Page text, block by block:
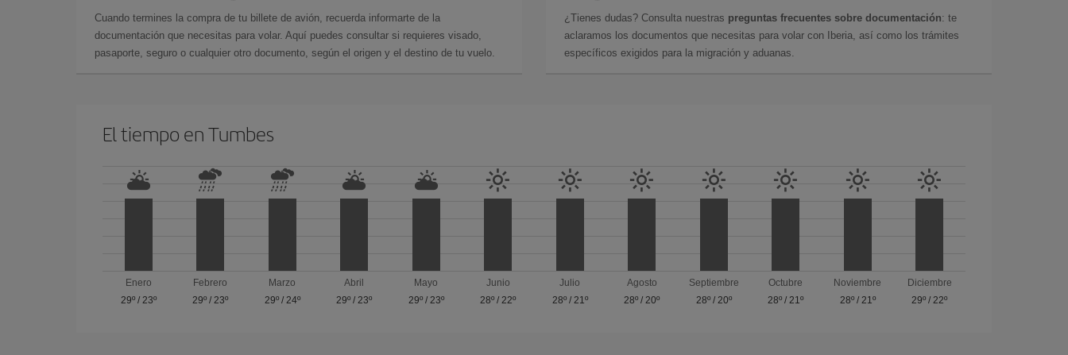
Cuando termines la compra de tu billete de avión, recuerda informarte de la
documentación que necesitas para volar. Aquí puedes consultar si requieres visado,
pasaporte, seguro o cualquier otro documento, según el origen y el destino de tu vuelo.
¿Tienes dudas? Consulta nuestras preguntas frecuentes sobre documentación: te
aclaramos los documentos que necesitas para volar con Iberia, así como los trámites
específicos exigidos para la migración y aduanas.
El tiempo en Tumbes
Enero
29º/ 23º
Febrero
29º / 23º
Marzo
29º/ 24º
Abril
29º / 23º
Mayo
29º/ 23º
Junio
28º / 22º
Julio
28º/ 21º
Agosto
28º / 20º
Septiembre
28º/ 20º
Octubre
28º / 21º
Noviembre
28º/ 21º
Diciembre
29º / 22º